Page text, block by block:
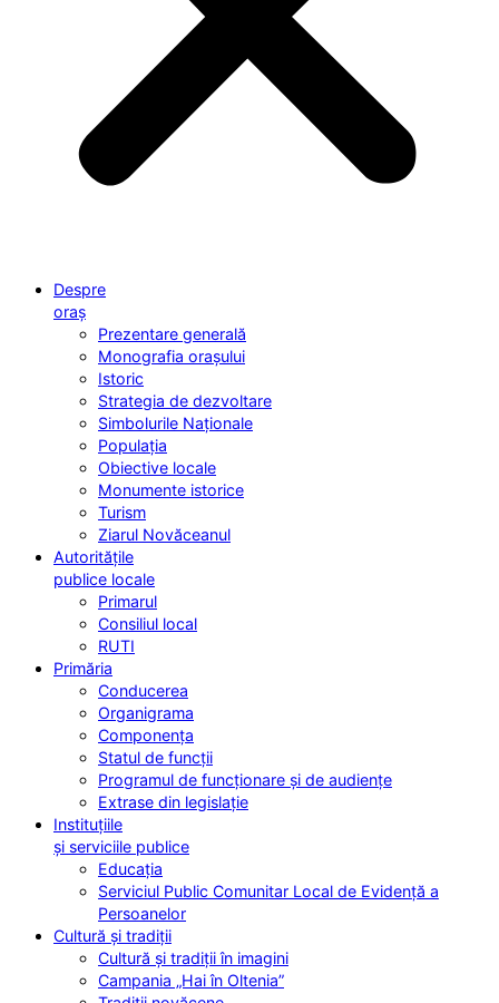
Despre
oraș
Prezentare generală
Monografia orașului
Istoric
Strategia de dezvoltare
Simbolurile Naționale
Populația
Obiective locale
Monumente istorice
Turism
Ziarul Novăceanul
Autoritățile
publice locale
Primarul
Consiliul local
RUTI
Primăria
Conducerea
Organigrama
Componența
Statul de funcții
Programul de funcționare și de audiențe
Extrase din legislație
Instituțiile
și serviciile publice
Educația
Serviciul Public Comunitar Local de Evidență a
Persoanelor
Cultură și tradiții
Cultură și tradiții în imagini
Campania „Hai în Oltenia”